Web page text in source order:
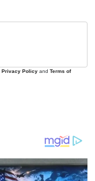
Privacy Policy and Terms of